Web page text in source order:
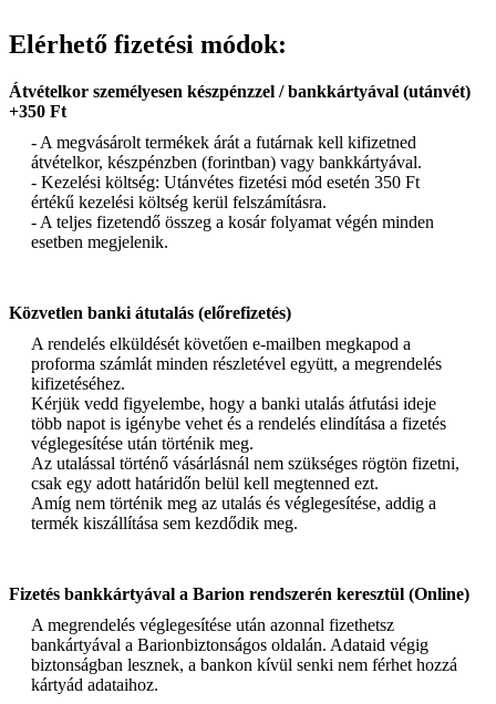
Elérhető fizetési módok:
Átvételkor személyesen készpénzzel / bankkártyával (utánvét)
+350 Ft
- A megvásárolt termékek árát a futárnak kell kifizetned
átvételkor, készpénzben (forintban) vagy bankkártyával.
- Kezelési költség: Utánvétes fizetési mód esetén 350 Ft
értékű kezelési költség kerül felszámításra.
- A teljes fizetendő összeg a kosár folyamat végén minden
esetben megjelenik.
Közvetlen banki átutalás (előrefizetés)
A rendelés elküldését követően e-mailben megkapod a
proforma számlát minden részletével együtt, a megrendelés
kifizetéséhez.
Kérjük vedd figyelembe, hogy a banki utalás átfutási ideje
több napot is igénybe vehet és a rendelés elindítása a fizetés
véglegesítése után történik meg.
Az utalással történő vásárlásnál nem szükséges rögtön fizetni,
csak egy adott határidőn belül kell megtenned ezt.
Amíg nem történik meg az utalás és véglegesítése, addig a
termék kiszállítása sem kezdődik meg.
Fizetés bankkártyával a Barion rendszerén keresztül (Online)
A megrendelés véglegesítése után azonnal fizethetsz
bankártyával a Barionbiztonságos oldalán. Adataid végig
biztonságban lesznek, a bankon kívül senki nem férhet hozzá
kártyád adataihoz.